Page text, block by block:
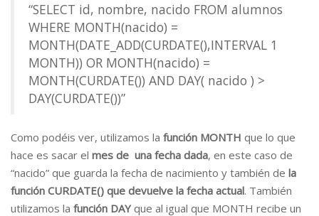
“SELECT id, nombre, nacido FROM alumnos
WHERE MONTH(nacido) =
MONTH(DATE_ADD(CURDATE(),INTERVAL 1
MONTH)) OR MONTH(nacido) =
MONTH(CURDATE()) AND DAY( nacido ) >
DAY(CURDATE())”
Como podéis ver, utilizamos la función MONTH que lo que
hace es sacar el mes de una fecha dada, en este caso de
“nacido” que guarda la fecha de nacimiento y también de la
función CURDATE() que devuelve la fecha actual. También
utilizamos la función DAYque al igual que MONTH recibe un